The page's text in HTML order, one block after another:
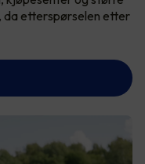
da etterspørselen etter